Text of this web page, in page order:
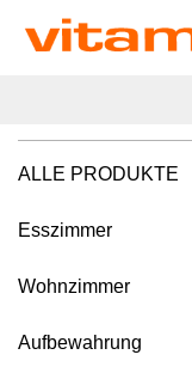
ALLE PRODUKTE
Esszimmer
Wohnzimmer
Aufbewahrung